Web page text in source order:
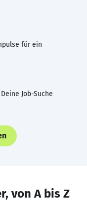
für ein
Job-Suche
von A bis Z